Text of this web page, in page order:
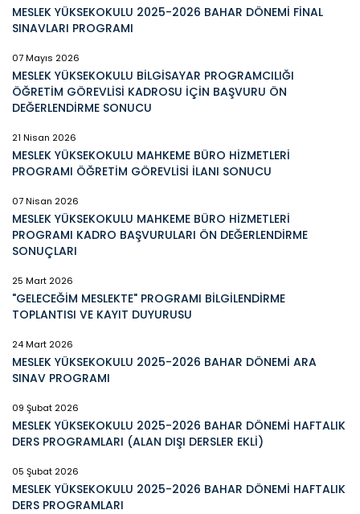
MESLEK YÜKSEKOKULU 2025-2026 BAHAR DÖNEMİ FİNAL
SINAVLARI PROGRAMI
07 Mayıs 2026
MESLEK YÜKSEKOKULU BİLGİSAYAR PROGRAMCILIĞI
ÖĞRETİM GÖREVLİSİ KADROSU İÇİN BAŞVURU ÖN
DEĞERLENDİRME SONUCU
21 Nisan 2026
MESLEK YÜKSEKOKULU MAHKEME BÜRO HİZMETLERİ
PROGRAMI ÖĞRETİM GÖREVLİSİ İLANI SONUCU
07 Nisan 2026
MESLEK YÜKSEKOKULU MAHKEME BÜRO HİZMETLERİ
PROGRAMI KADRO BAŞVURULARI ÖN DEĞERLENDİRME
SONUÇLARI
25 Mart 2026
"GELECEĞİM MESLEKTE" PROGRAMI BİLGİLENDİRME
TOPLANTISI VE KAYIT DUYURUSU
24 Mart 2026
MESLEK YÜKSEKOKULU 2025-2026 BAHAR DÖNEMİ ARA
SINAV PROGRAMI
09 Şubat 2026
MESLEK YÜKSEKOKULU 2025-2026 BAHAR DÖNEMİ HAFTALIK
DERS PROGRAMLARI (ALAN DIŞI DERSLER EKLİ)
05 Şubat 2026
MESLEK YÜKSEKOKULU 2025-2026 BAHAR DÖNEMİ HAFTALIK
DERS PROGRAMLARI